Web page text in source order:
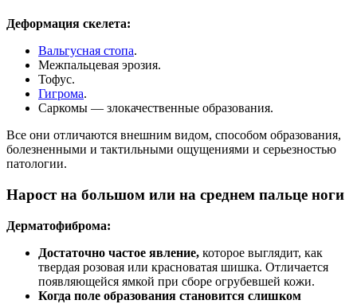
Деформация скелета:
Вальгусная стопа.
Межпальцевая эрозия.
Тофус.
Гигрома.
Саркомы — злокачественные образования.
Все они отличаются внешним видом, способом образования,
болезненными и тактильными ощущениями и серьезностью
патологии.
Нарост на большом или на среднем пальце ноги
Дерматофиброма:
Достаточно частое явление, которое выглядит, как
твердая розовая или красноватая шишка. Отличается
появляющейся ямкой при сборе огрубевшей кожи.
Когда поле образования становится слишком